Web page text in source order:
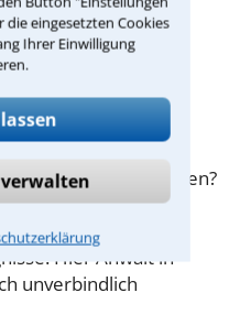
eingesetzten Cookies
Ihrer Einwilligung
gibt, herrscht
Arbeitnehmer
Was heißt
Soll man
und
Zufriedenheit"
Worten formulieren?
hierfür wertvolle
als auch beim
Hier Anwalt in
unverbindlich